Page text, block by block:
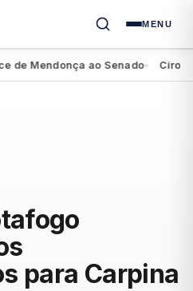
MENU
Mendonça ao Senado● Ciro diz
para Carpina